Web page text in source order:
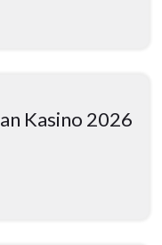
Kasino 2026